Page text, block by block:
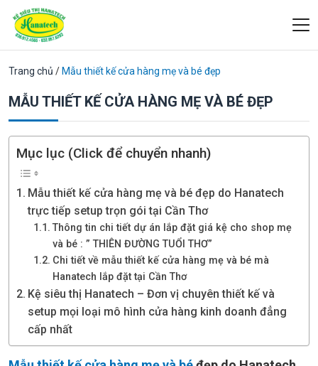
Trang chủ / Mẫu thiết kế cửa hàng mẹ và bé đẹp
MẪU THIẾT KẾ CỬA HÀNG MẸ VÀ BÉ ĐẸP
Mục lục (Click để chuyển nhanh)
Mẫu thiết kế cửa hàng mẹ và bé đẹp do Hanatech
trực tiếp setup trọn gói tại Cần Thơ
Thông tin chi tiết dự án lắp đặt giá kệ cho shop mẹ
và bé : ” THIÊN ĐƯỜNG TUỔI THƠ”
Chi tiết về mẫu thiết kế cửa hàng mẹ và bé mà
Hanatech lắp đặt tại Cần Thơ
Kệ siêu thị Hanatech – Đơn vị chuyên thiết kế và
setup mọi loại mô hình cửa hàng kinh doanh đẳng
cấp nhất